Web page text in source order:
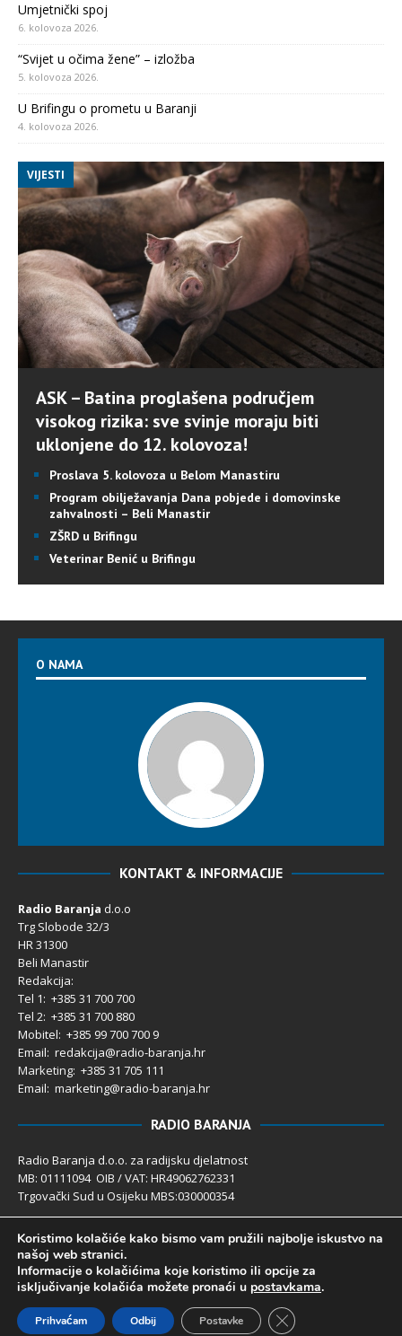
Umjetnički spoj
6. kolovoza 2026.
“Svijet u očima žene” – izložba
5. kolovoza 2026.
U Brifingu o prometu u Baranji
4. kolovoza 2026.
VIJESTI
ASK – Batina proglašena područjem
visokog rizika: sve svinje moraju biti
uklonjene do 12. kolovoza!
Proslava 5. kolovoza u Belom Manastiru
Program obilježavanja Dana pobjede i domovinske
zahvalnosti – Beli Manastir
ZŠRD u Brifingu
Veterinar Benić u Brifingu
O NAMA
KONTAKT & INFORMACIJE
Radio Baranja d.o.o
Trg Slobode 32/3
HR 31300
Beli Manastir
Redakcija:
Tel 1: +385 31 700 700
Tel 2: +385 31 700 880
Mobitel: +385 99 700 700 9
Email: redakcija@radio-baranja.hr
Marketing: +385 31 705 111
Email: marketing@radio-baranja.hr
RADIO BARANJA
Radio Baranja d.o.o. za radijsku djelatnost
MB: 01111094 OIB / VAT: HR49062762331
Trgovački Sud u Osijeku MBS:030000354
Temeljni kapital 2.600,00 € uplaćen u cijelosti
Poslovni račun PBZ: 2340009-1100121402
IBAN: HR4123400091100121402
Uprava društva: Ivanka Rusan
Radio Baranja 1992- 2025 ©
Koristimo kolačiće kako bismo vam pružili najbolje iskustvo na
našoj web stranici.
Informacije o kolačićima koje koristimo ili opcije za
isključivanje kolačića možete pronaći u postavkama.
Prihvaćam Odbij Postavke Close GDPR Cookie